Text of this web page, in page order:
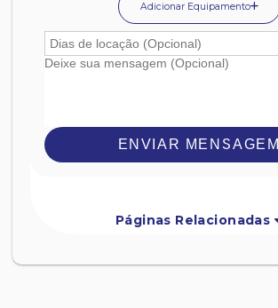
Adicionar Equipamento
ENVIAR MENSAGEM
Páginas Relacionadas